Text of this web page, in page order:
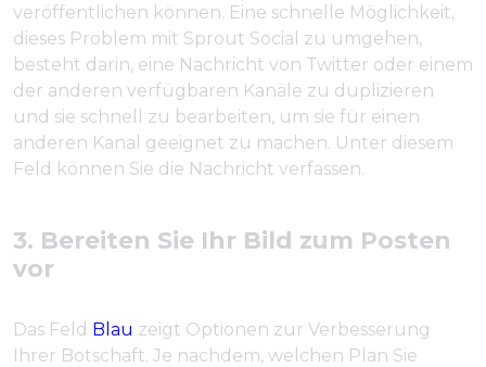
veröffentlichen können. Eine schnelle Möglichkeit,
dieses Problem mit Sprout Social zu umgehen,
besteht darin, eine Nachricht von Twitter oder einem
der anderen verfügbaren Kanäle zu duplizieren
und sie schnell zu bearbeiten, um sie für einen
anderen Kanal geeignet zu machen. Unter diesem
Feld können Sie die Nachricht verfassen.
3. Bereiten Sie Ihr Bild zum Posten
vor
Das Feld Blau zeigt Optionen zur Verbesserung
Ihrer Botschaft. Je nachdem, welchen Plan Sie